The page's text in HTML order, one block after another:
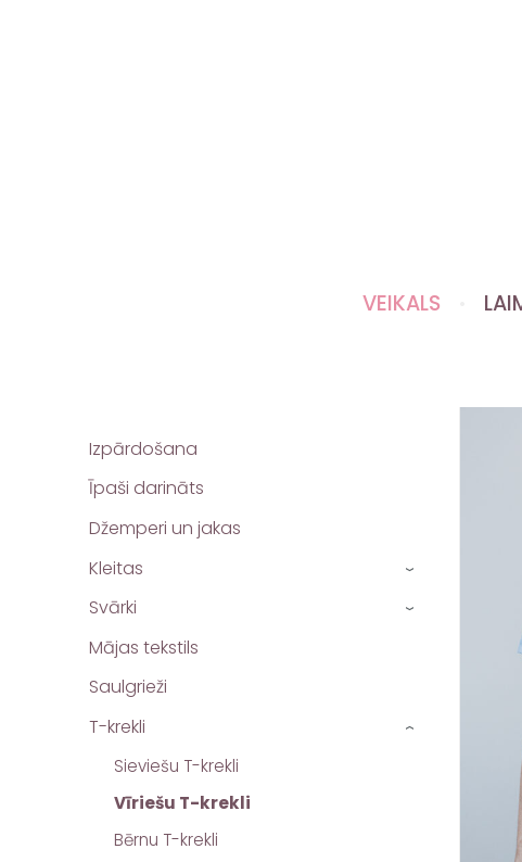
VEIKALS
Izpārdošana
Īpaši darināts
Džemperi un jakas
Kleitas
›
Svārki ›
Mājas tekstils
Saulgrieži
T-krekli
Sieviešu T-krekli
Vīriešu T-krekli
Bērnu T-krekli
›